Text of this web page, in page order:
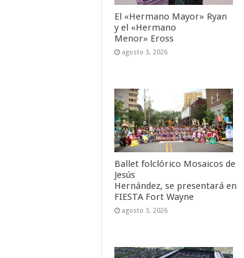
El «Hermano Mayor» Ryan
y el «Hermano
Menor» Eross
agosto 3, 2026
Ballet folclórico Mosaicos de
Jesús
Hernández, se presentará en
FIESTA Fort Wayne
agosto 3, 2026